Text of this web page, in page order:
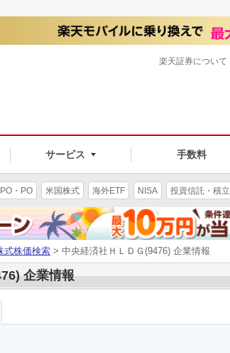
サービス 手数料
楽天証券について
・PO 米国株式 海外ETF NISA 投資信託・積立
式株価検索 > 中央経済社ＨＬＤＧ(9476) 企業情報
企業情報